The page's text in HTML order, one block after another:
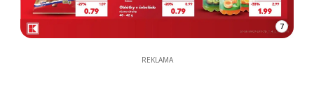
7
REKLAMA